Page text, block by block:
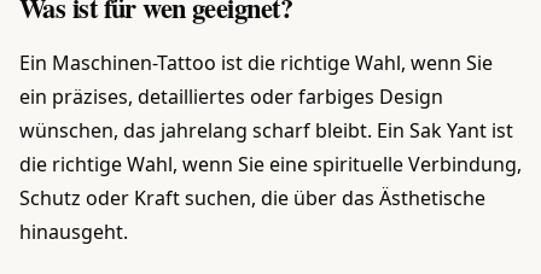
Ein Maschinen-Tattoo ist die richtige Wahl, wenn Sie
ein präzises, detailliertes oder farbiges Design
wünschen, das jahrelang scharf bleibt. Ein Sak Yant ist
die richtige Wahl, wenn Sie eine spirituelle Verbindung,
Schutz oder Kraft suchen, die über das Ästhetische
hinausgeht.